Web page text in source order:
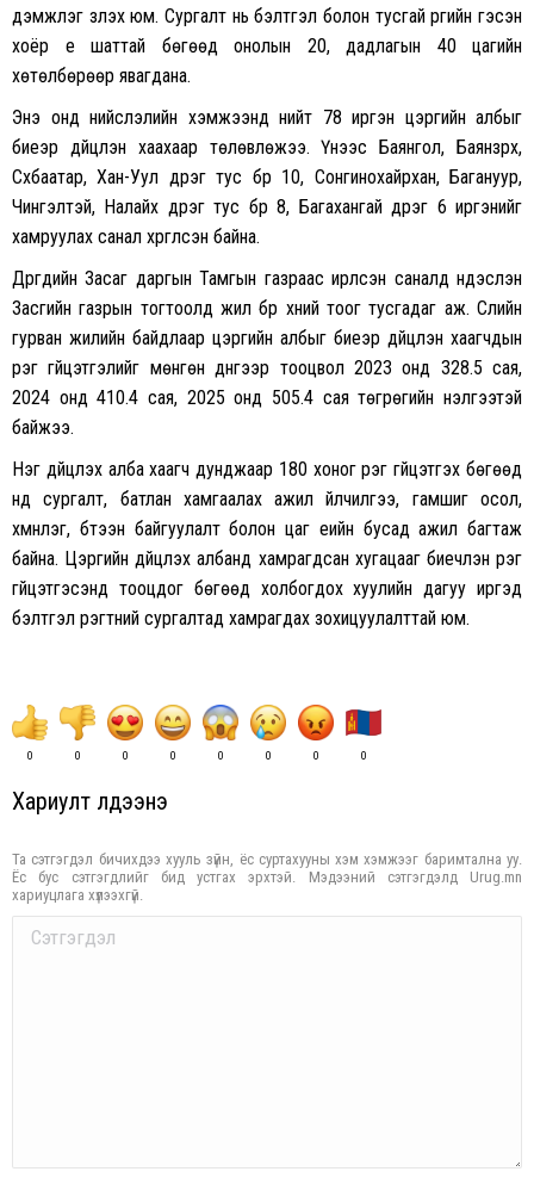
дэмжлэг үзүүлэх юм. Сургалт нь бэлтгэл болон тусгай үүргийн гэсэн
хоёр үе шаттай бөгөөд онолын 20, дадлагын 40 цагийн
хөтөлбөрөөр явагдана.
Энэ онд нийслэлийн хэмжээнд нийт 78 иргэн цэргийн албыг
биеэр дүйцүүлэн хаахаар төлөвлөжээ. Үүнээс Баянгол, Баянзүрх,
Сүхбаатар, Хан-Уул дүүрэг тус бүр 10, Сонгинохайрхан, Багануур,
Чингэлтэй, Налайх дүүрэг тус бүр 8, Багахангай дүүрэг 6 иргэнийг
хамруулах санал хүргүүлсэн байна.
Дүүргүүдийн Засаг даргын Тамгын газраас ирүүлсэн саналд үндэслэн
Засгийн газрын тогтоолд жил бүр хүний тоог тусгадаг аж. Сүүлийн
гурван жилийн байдлаар цэргийн албыг биеэр дүйцүүлэн хаагчдын
үүрэг гүйцэтгэлийг мөнгөн дүнгээр тооцвол 2023 онд 328.5 сая,
2024 онд 410.4 сая, 2025 онд 505.4 сая төгрөгийн үнэлгээтэй
байжээ.
Нэг дүйцүүлэх алба хаагч дунджаар 180 хоног үүрэг гүйцэтгэх бөгөөд
үүнд сургалт, батлан хамгаалах ажил үйлчилгээ, гамшиг осол,
хүмүүнлэг, бүтээн байгуулалт болон цаг үеийн бусад ажил багтаж
байна. Цэргийн дүйцүүлэх албанд хамрагдсан хугацааг биечлэн үүрэг
гүйцэтгэсэнд тооцдог бөгөөд холбогдох хуулийн дагуу иргэд
бэлтгэл үүрэгтний сургалтад хамрагдах зохицуулалттай юм.
0 0 0 0 0 0 0 0
Хариулт үлдээнэ үү
Та сэтгэгдэл бичихдээ хууль зүйн, ёс суртахууны хэм хэмжээг баримтална уу.
Ёс бус сэтгэгдлийг бид устгах эрхтэй. Мэдээний сэтгэгдэлд Urug.mn
хариуцлага хүлээхгүй.
Comment